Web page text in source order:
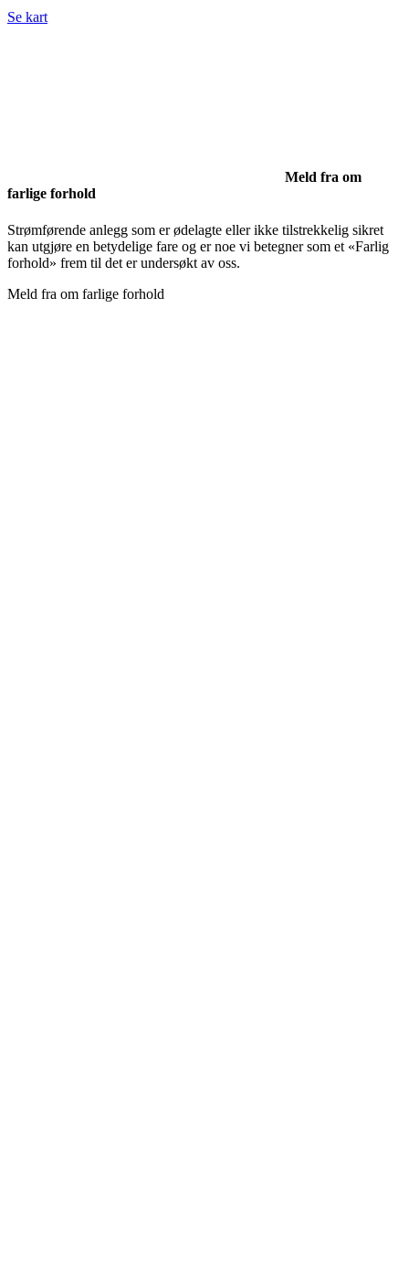
Se kart
Meld fra om
farlige forhold
Strømførende anlegg som er ødelagte eller ikke tilstrekkelig sikret
kan utgjøre en betydelige fare og er noe vi betegner som et «Farlig
forhold» frem til det er undersøkt av oss.
Meld fra om farlige forhold